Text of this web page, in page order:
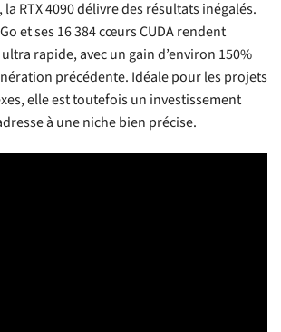
RTX 4090 délivre des résultats inégalés.
et ses 16 384 cœurs CUDA rendent
rapide, avec un gain d’environ 150%
précédente. Idéale pour les projets
elle est toutefois un investissement
à une niche bien précise.